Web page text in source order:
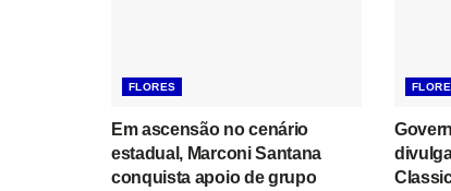
FLORES
Em ascensão no cenário
estadual, Marconi Santana
conquista apoio de grupo